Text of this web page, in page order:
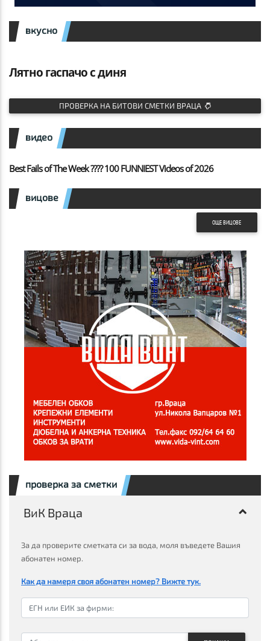
вкусно
Лятно гаспачо с диня
ПРОВЕРКА НА БИТОВИ СМЕТКИ ВРАЦА
видео
Best Fails of The Week ???? 100 FUNNIEST Videos of 2026
вицове
ОЩЕ ВИЦОВЕ
проверка за сметки
ВиК Враца
За да проверите сметката си за вода, моля въведете Вашия
абонатен номер.
Как да намеря своя абонатен номер? Вижте тук.